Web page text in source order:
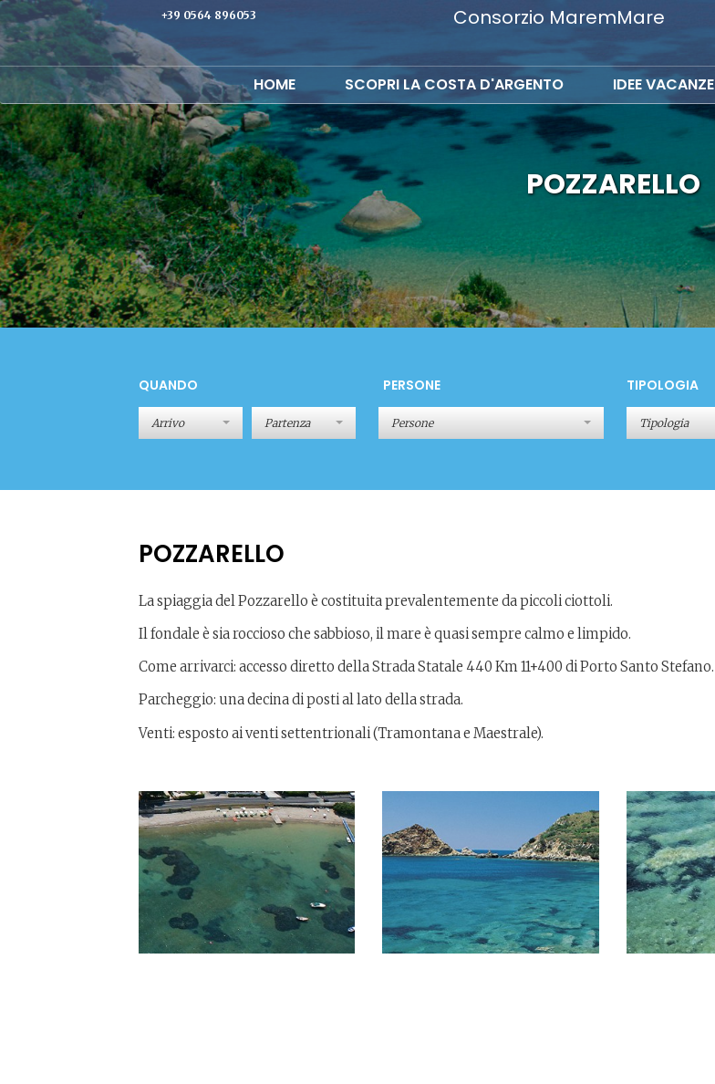
+39 0564 896053 Consorzio MaremMare
HOME SCOPRI LA COSTA D'ARGENTO IDEE VACANZE
POZZARELLO
QUANDO PERSONE
Persone
TIPOLOGIA
Tipologia
POZZARELLO
La spiaggia del Pozzarello è costituita prevalentemente da piccoli ciottoli.
Il fondale è sia roccioso che sabbioso, il mare è quasi sempre calmo e limpido.
Come arrivarci: accesso diretto della Strada Statale 440 Km 11+400 di Porto Santo Stefano.
Parcheggio: una decina di posti al lato della strada.
Venti: esposto ai venti settentrionali (Tramontana e Maestrale).